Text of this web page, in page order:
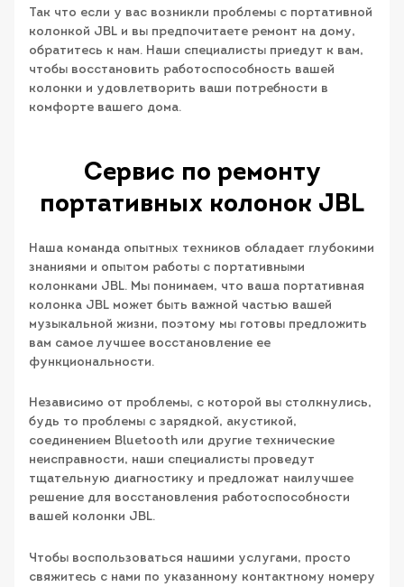
Так что если у вас возникли проблемы с портативной
колонкой JBL и вы предпочитаете ремонт на дому,
обратитесь к нам. Наши специалисты приедут к вам,
чтобы восстановить работоспособность вашей
колонки и удовлетворить ваши потребности в
комфорте вашего дома.
Сервис по ремонту
портативных колонок JBL
Наша команда опытных техников обладает глубокими
знаниями и опытом работы с портативными
колонками JBL. Мы понимаем, что ваша портативная
колонка JBL может быть важной частью вашей
музыкальной жизни, поэтому мы готовы предложить
вам самое лучшее восстановление ее
функциональности.
Независимо от проблемы, с которой вы столкнулись,
будь то проблемы с зарядкой, акустикой,
соединением Bluetooth или другие технические
неисправности, наши специалисты проведут
тщательную диагностику и предложат наилучшее
решение для восстановления работоспособности
вашей колонки JBL.
Чтобы воспользоваться нашими услугами, просто
свяжитесь с нами по указанному контактному номеру